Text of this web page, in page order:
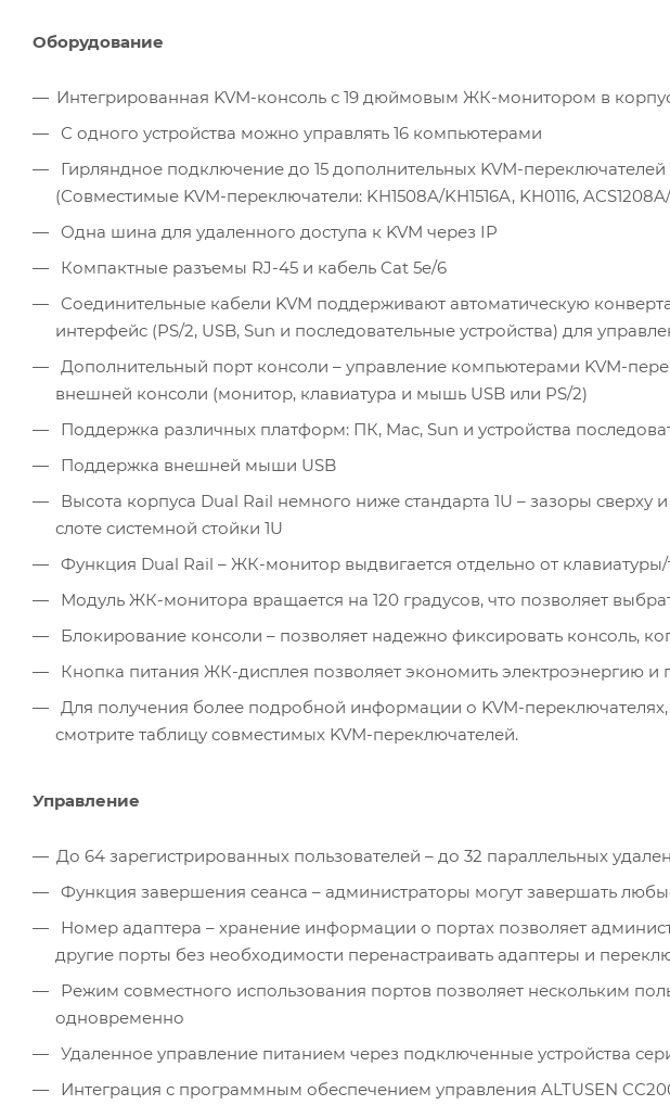
Оборудование
Интегрированная KVM-консоль с 19 дюймовым ЖК-монитором в
С одного устройства можно управлять 16 компьютерами
Гирляндное подключение до 15 дополнительных KVM-
(Совместимые KVM-переключатели: KH1508A/KH1516A, KH0116, ACS1208A/
Одна шина для удаленного доступа к KVM через IP
Компактные разъемы RJ-45 и кабель Cat 5e/6
Соединительные кабели KVM поддерживают автоматическую
интерфейс (PS/2, USB, Sun и последовательные устройства) для
Дополнительный порт консоли – управление компьютерами KVM-
внешней консоли (монитор, клавиатура и мышь USB или PS/2)
Поддержка различных платформ: ПК, Mac, Sun и устройства
Поддержка внешней мыши USB
Высота корпуса Dual Rail немного ниже стандарта 1U – зазоры сверху
слоте системной стойки 1U
Функция Dual Rail – ЖК-монитор выдвигается отдельно от клавиатуры/
Модуль ЖК-монитора вращается на 120 градусов, что позволяет
Блокирование консоли – позволяет надежно фиксировать консоль,
Кнопка питания ЖК-дисплея позволяет экономить электроэнергию и
Для получения более подробной информации о KVM-переключателях,
смотрите таблицу совместимых KVM-переключателей.
Управление
До 64 зарегистрированных пользователей – до 32 параллельных
Функция завершения сеанса – администраторы могут завершать
Номер адаптера – хранение информации о портах позволяет
другие порты без необходимости перенастраивать адаптеры и
Режим совместного использования портов позволяет нескольким
одновременно
Удаленное управление питанием через подключенные устройства
Интеграция с программным обеспечением управления ALTUSEN